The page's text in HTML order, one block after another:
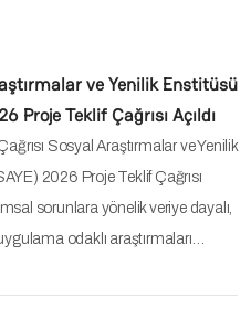
ve Yenilik Enstitüsü
Proje Teklif Çağrısı Açıldı
Sosyal Araştırmalar ve Yenilik
2026 Proje Teklif Çağrısı
sorunlara yönelik veriye dayalı,
odaklı araştırmaları…